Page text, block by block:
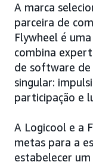
A marca
parceira de
Flywheel é
combina
de software de
singular:
participação e
A Logicool e a
metas para a
estabelecer